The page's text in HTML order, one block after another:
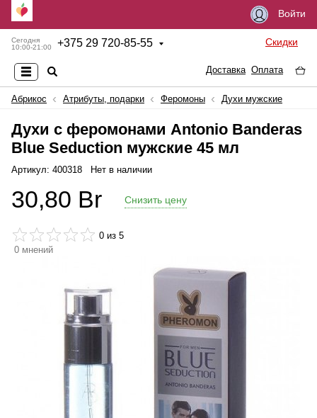
Войти
Сегодня
10:00-21:00
+375 29 720-85-55 Скидки
Доставка Оплата
Абрикос Атрибуты, подарки Феромоны Духи мужские
Духи с феромонами Antonio Banderas
Blue Seduction мужские 45 мл
Артикул: 400318 Нет в наличии
30,80 Br Снизить цену
0 из 5
0 мнений